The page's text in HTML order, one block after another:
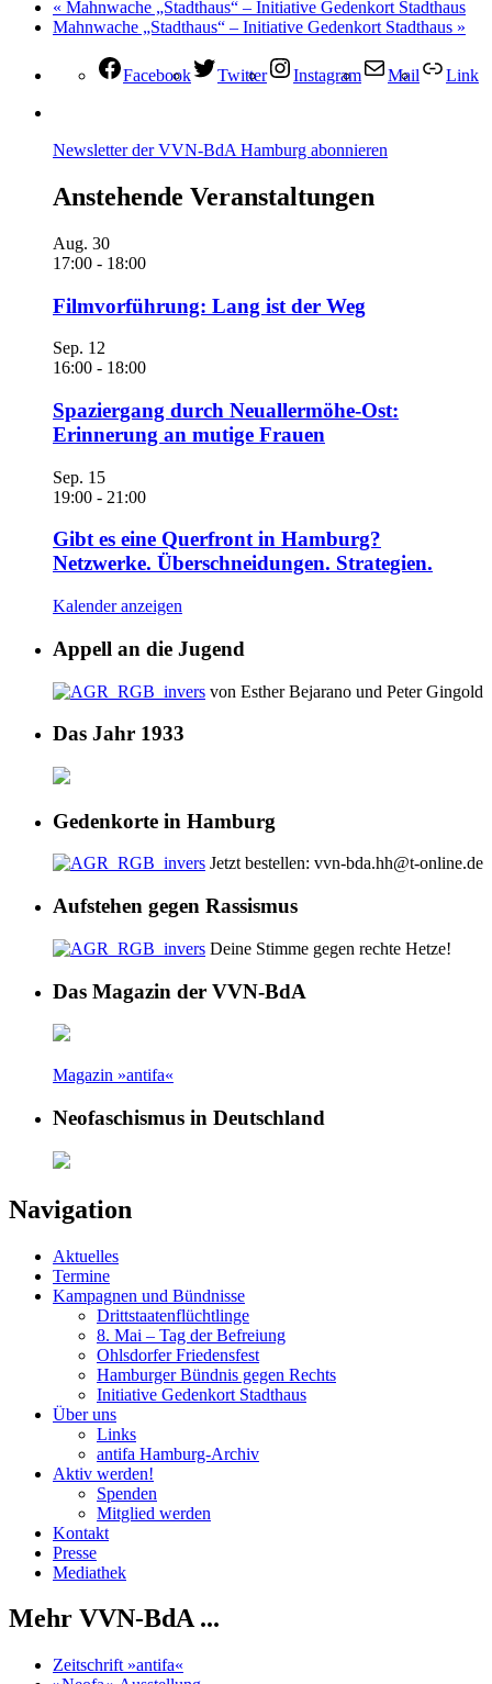
« Mahnwache „Stadthaus“ – Initiative Gedenkort Stadthaus
Mahnwache „Stadthaus“ – Initiative Gedenkort Stadthaus »
Facebook Twitter Instagram Mail Link
Newsletter der VVN-BdA Hamburg abonnieren
Anstehende Veranstaltungen
Aug. 30
17:00 - 18:00
Filmvorführung: Lang ist der Weg
Sep. 12
16:00 - 18:00
Spaziergang durch Neuallermöhe-Ost:
Erinnerung an mutige Frauen
Sep. 15
19:00 - 21:00
Gibt es eine Querfront in Hamburg?
Netzwerke. Überschneidungen. Strategien.
Kalender anzeigen
Appell an die Jugend
von Esther Bejarano und Peter Gingold
Das Jahr 1933
Gedenkorte in Hamburg
Jetzt bestellen: vvn-bda.hh@t-online.de
Aufstehen gegen Rassismus
Deine Stimme gegen rechte Hetze!
Das Magazin der VVN-BdA
Magazin »antifa«
Neofaschismus in Deutschland
Navigation
Aktuelles
Termine
Kampagnen und Bündnisse
Drittstaatenflüchtlinge
8. Mai – Tag der Befreiung
Ohlsdorfer Friedensfest
Hamburger Bündnis gegen Rechts
Initiative Gedenkort Stadthaus
Über uns
Links
antifa Hamburg-Archiv
Aktiv werden!
Spenden
Mitglied werden
Kontakt
Presse
Mediathek
Mehr VVN-BdA ...
Zeitschrift »antifa«